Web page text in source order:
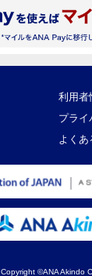
利用者
プライ
よくあ
Copyright ©ANA Akindo